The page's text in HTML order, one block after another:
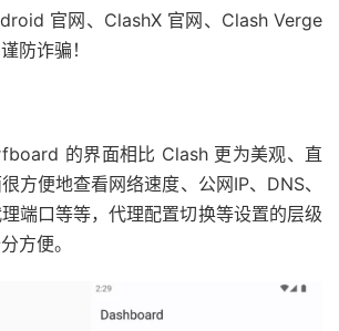
官网、ClashX 官网、Clash Verge
防诈骗！
的界面相比 Clash 更为美观、直
方便地查看网络速度、公网IP、DNS、
端口等等，代理配置切换等设置的层级
方便。